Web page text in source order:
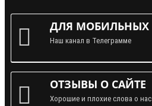
ДЛЯ МОБИЛЬНЫХ
Наш канал в Телеграмме
ОТЗЫВЫ О САЙТЕ
Хорошие и плохие слова о нас